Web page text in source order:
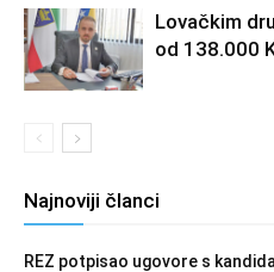
Lovačkim
od 138.000
Najnoviji članci
REZ potpisao ugovore s